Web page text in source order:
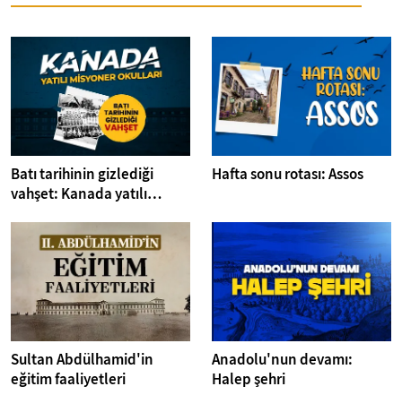
Batı tarihinin gizlediği
vahşet: Kanada yatılı
Hafta sonu rotası: Assos
Sultan Abdülhamid'in
eğitim faaliyetleri
Anadolu'nun devamı:
Halep şehri